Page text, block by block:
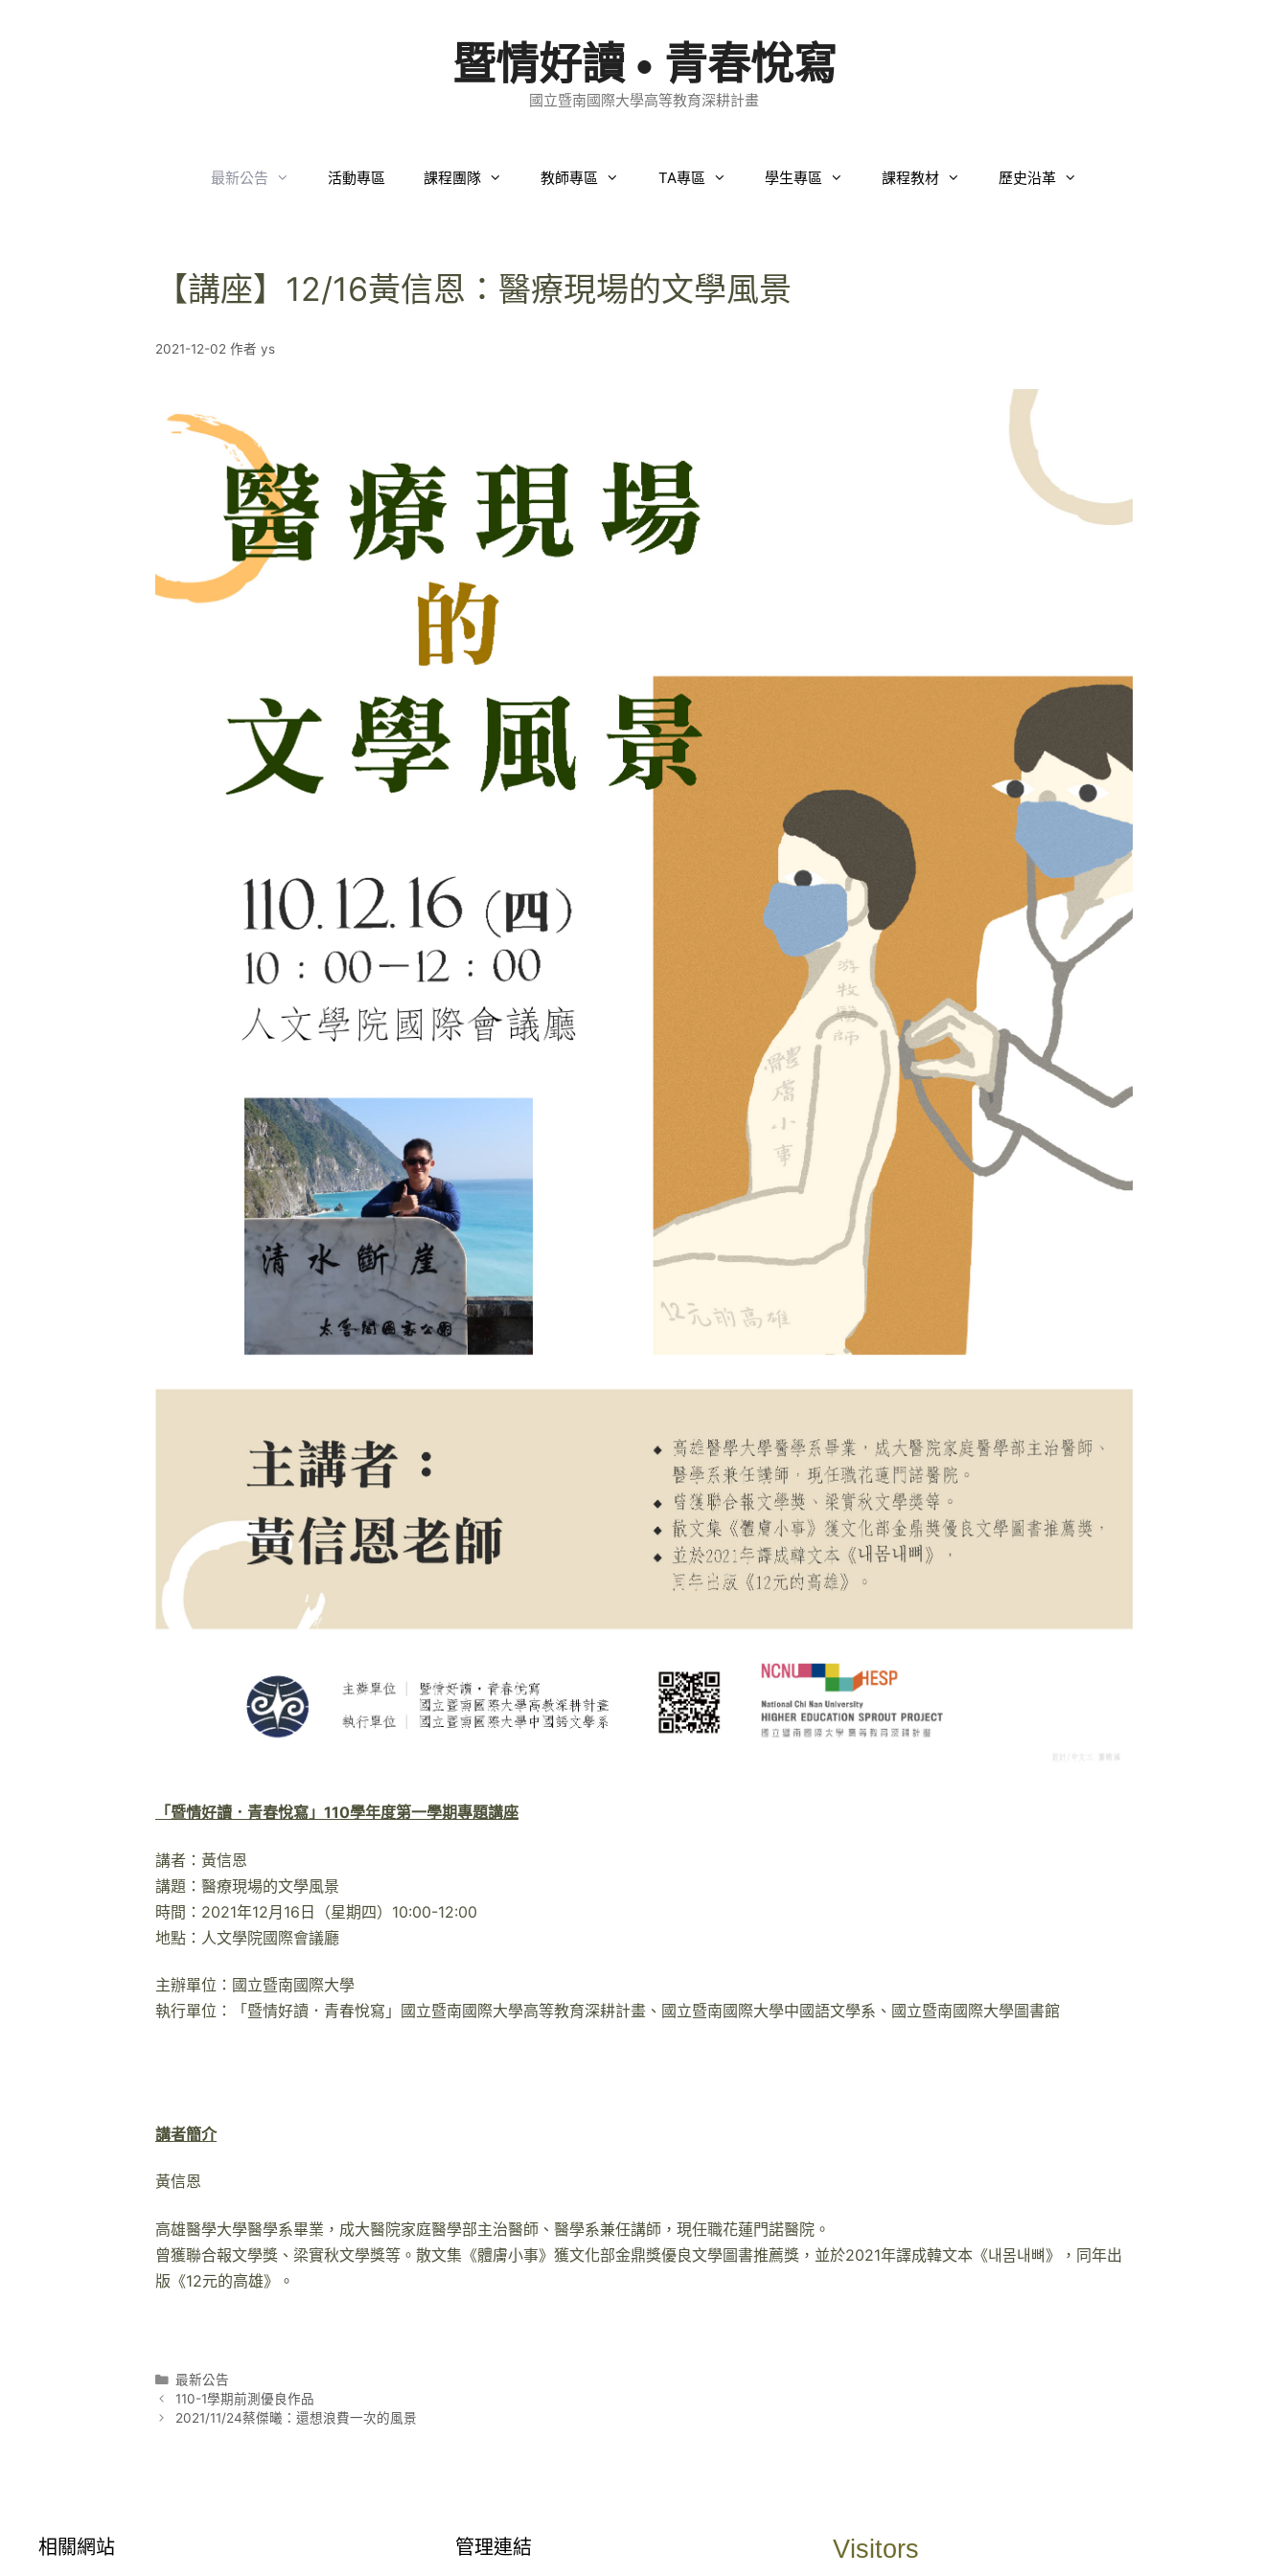
暨情好讀 • 青春悅寫
國立暨南國際大學高等教育深耕計畫
最新公告 活動專區 課程團隊 教師專區 TA專區 學生專區 課程教材 歷史沿革
【講座】12/16黃信恩：醫療現場的文學風景
2021-12-02 作者 ys
「暨情好讀．青春悅寫」110學年度第一學期專題講座
講者：黃信恩
講題：醫療現場的文學風景
時間：2021年12月16日（星期四）10:00-12:00
地點：人文學院國際會議廳
主辦單位：國立暨南國際大學
執行單位：「暨情好讀．青春悅寫」國立暨南國際大學高等教育深耕計畫、國立暨南國際大學中國語文學系、國立暨南國際大學圖書館
講者簡介
黃信恩
高雄醫學大學醫學系畢業，成大醫院家庭醫學部主治醫師、醫學系兼任講師，現任職花蓮門諾醫院。
曾獲聯合報文學獎、梁實秋文學獎等。 散文集《體膚小事》獲文化部金鼎獎優良文學圖書推薦獎，並於2021年譯成韓文本《내몸내뼈》，同年出
版《12元的高雄》。
分
類
最新公告
文
章
110-1學期前測優良作品
2021/11/24蔡傑曦：還想浪費一次的風景
相關網站 管理連結 Visitors